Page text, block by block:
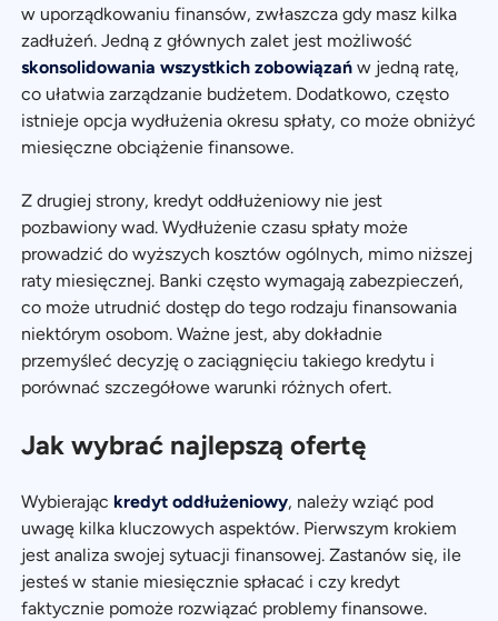
w uporządkowaniu finansów, zwłaszcza gdy masz kilka
zadłużeń. Jedną z głównych zalet jest możliwość
skonsolidowania wszystkich zobowiązań w jedną ratę,
co ułatwia zarządzanie budżetem. Dodatkowo, często
istnieje opcja wydłużenia okresu spłaty, co może obniżyć
miesięczne obciążenie finansowe.
Z drugiej strony, kredyt oddłużeniowy nie jest
pozbawiony wad. Wydłużenie czasu spłaty może
prowadzić do wyższych kosztów ogólnych, mimo niższej
raty miesięcznej. Banki często wymagają zabezpieczeń,
co może utrudnić dostęp do tego rodzaju finansowania
niektórym osobom. Ważne jest, aby dokładnie
przemyśleć decyzję o zaciągnięciu takiego kredytu i
porównać szczegółowe warunki różnych ofert.
Jak wybrać najlepszą ofertę
Wybierając kredyt oddłużeniowy, należy wziąć pod
uwagę kilka kluczowych aspektów. Pierwszym krokiem
jest analiza swojej sytuacji finansowej. Zastanów się, ile
jesteś w stanie miesięcznie spłacać i czy kredyt
faktycznie pomoże rozwiązać problemy finansowe.